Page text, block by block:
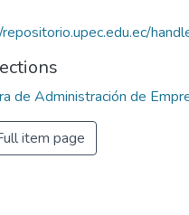
de Administración de
item page